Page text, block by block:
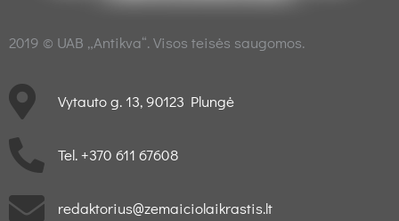
2019 © UAB „Antikva“. Visos teisės saugomos.
Vytauto g. 13, 90123 Plungė
Tel. +370 611 67608
redaktorius@zemaiciolaikrastis.lt